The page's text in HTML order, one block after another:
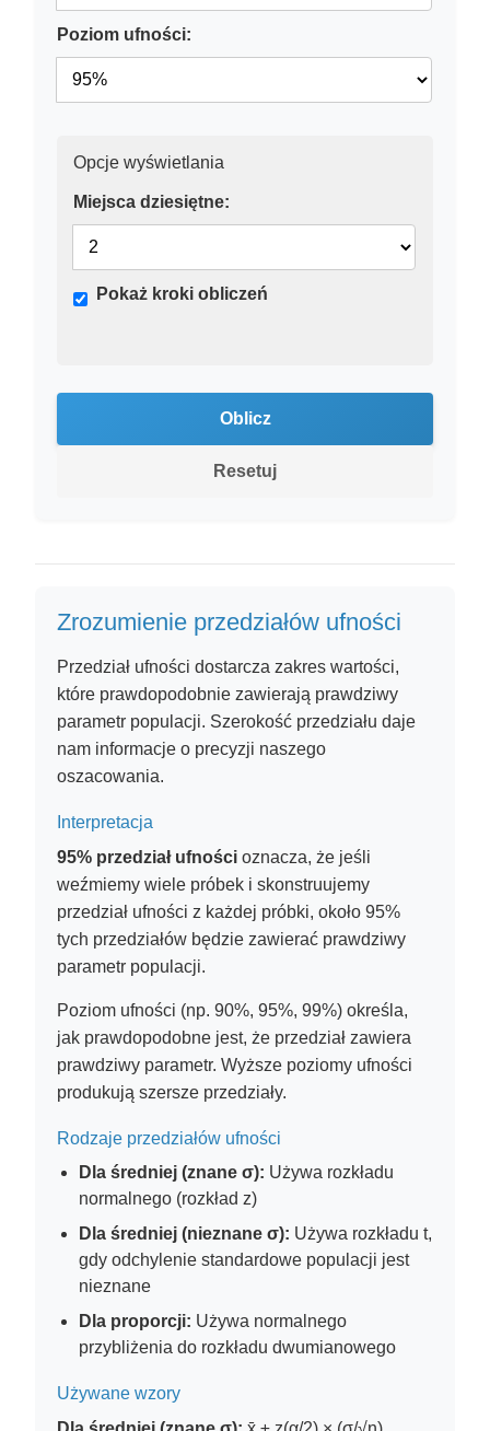
Poziom ufności:
Opcje wyświetlania
Miejsca dziesiętne:
Pokaż kroki obliczeń
Oblicz
Resetuj
Zrozumienie przedziałów ufności
Przedział ufności dostarcza zakres wartości,
które prawdopodobnie zawierają prawdziwy
parametr populacji. Szerokość przedziału daje
nam informacje o precyzji naszego
oszacowania.
Interpretacja
95% przedział ufności oznacza, że jeśli
weźmiemy wiele próbek i skonstruujemy
przedział ufności z każdej próbki, około 95%
tych przedziałów będzie zawierać prawdziwy
parametr populacji.
Poziom ufności (np. 90%, 95%, 99%) określa,
jak prawdopodobne jest, że przedział zawiera
prawdziwy parametr. Wyższe poziomy ufności
produkują szersze przedziały.
Rodzaje przedziałów ufności
Dla średniej (znane σ): Używa rozkładu
normalnego (rozkład z)
Dla średniej (nieznane σ): Używa rozkładu t,
gdy odchylenie standardowe populacji jest
nieznane
Dla proporcji: Używa normalnego
przybliżenia do rozkładu dwumianowego
Używane wzory